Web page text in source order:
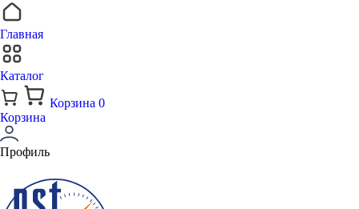
Главная
Каталог
Корзина 0
Корзина
Профиль